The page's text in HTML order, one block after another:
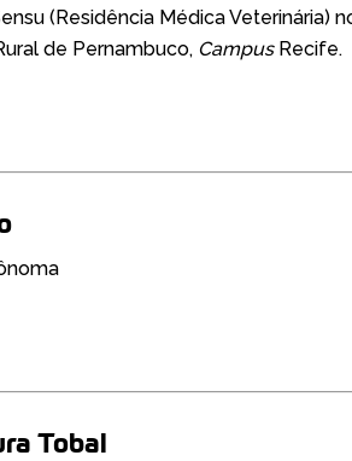
(Residência Médica Veterinária)
de Pernambuco, CampusRecife.
Tobal